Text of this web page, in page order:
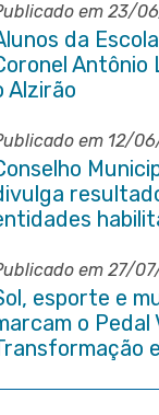
em 23/
da
Antônio
Alzirão
em 12/
do
em 27/
esporte e
o Pedal
Parque